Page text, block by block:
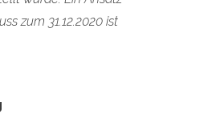
zum 31.12.2020 ist